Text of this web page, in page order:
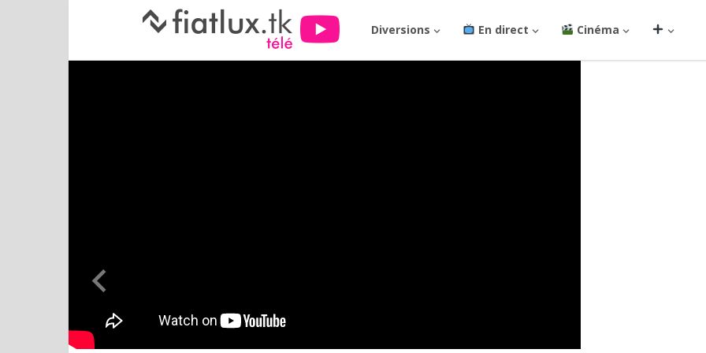
Diversions En direct Cinéma